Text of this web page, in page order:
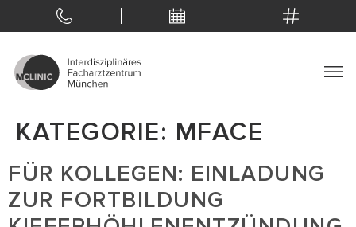
KATEGORIE: MFACE
FÜR KOLLEGEN: EINLADUNG
ZUR FORTBILDUNG